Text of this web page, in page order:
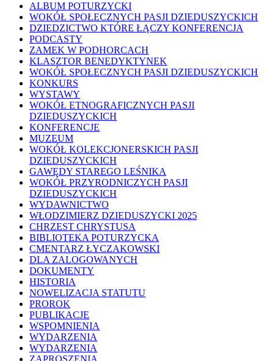
ALBUM POTURZYCKI
WOKÓŁ SPOŁECZNYCH PASJI DZIEDUSZYCKICH
DZIEDZICTWO KTÓRE ŁĄCZY KONFERENCJA
PODCASTY
ZAMEK W PODHORCACH
KLASZTOR BENEDYKTYNEK
WOKÓŁ SPOŁECZNYCH PASJI DZIEDUSZYCKICH
KONKURS
WYSTAWY
WOKÓŁ ETNOGRAFICZNYCH PASJI
DZIEDUSZYCKICH
KONFERENCJE
MUZEUM
WOKÓŁ KOLEKCJONERSKICH PASJI
DZIEDUSZYCKICH
GAWĘDY STAREGO LEŚNIKA
WOKÓŁ PRZYRODNICZYCH PASJI
DZIEDUSZYCKICH
WYDAWNICTWO
WŁODZIMIERZ DZIEDUSZYCKI 2025
CHRZEST CHRYSTUSA
BIBLIOTEKA POTURZYCKA
CMENTARZ ŁYCZAKOWSKI
DLA ZALOGOWANYCH
DOKUMENTY
HISTORIA
NOWELIZACJA STATUTU
PROROK
PUBLIKACJE
WSPOMNIENIA
WYDARZENIA
WYDARZENIA